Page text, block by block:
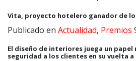
Vita, proyecto hotelero ganador de
Publicado en Actualidad, Premios
El diseño de interiores juega un
seguridad a los clientes en su vuelta